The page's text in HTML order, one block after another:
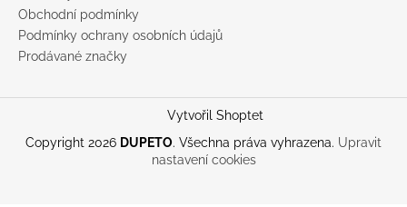
Obchodní podmínky
Podmínky ochrany osobních údajů
Prodávané značky
Vytvořil Shoptet
Copyright 2026 DUPETO. Všechna práva vyhrazena. Upravit
nastavení cookies